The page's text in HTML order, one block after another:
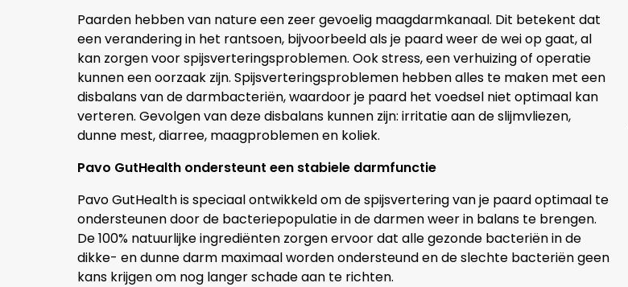
Paarden hebben van nature een zeer gevoelig maagdarmkanaal. Dit betekent dat
een verandering in het rantsoen, bijvoorbeeld als je paard weer de wei op gaat, al
kan zorgen voor spijsverteringsproblemen. Ook stress, een verhuizing of operatie
kunnen een oorzaak zijn. Spijsverteringsproblemen hebben alles te maken met een
disbalans van de darmbacteriën, waardoor je paard het voedsel niet optimaal kan
verteren. Gevolgen van deze disbalans kunnen zijn: irritatie aan de slijmvliezen,
dunne mest, diarree, maagproblemen en koliek.
Pavo GutHealth ondersteunt een stabiele darmfunctie
Pavo GutHealth is speciaal ontwikkeld om de spijsvertering van je paard optimaal te
ondersteunen door de bacteriepopulatie in de darmen weer in balans te brengen.
De 100% natuurlijke ingrediënten zorgen ervoor dat alle gezonde bacteriën in de
dikke- en dunne darm maximaal worden ondersteund en de slechte bacteriën geen
kans krijgen om nog langer schade aan te richten.